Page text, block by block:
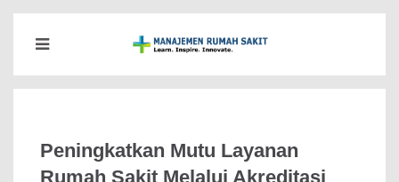
Peningkatkan Mutu Layanan
Rumah Sakit Melalui Akreditasi